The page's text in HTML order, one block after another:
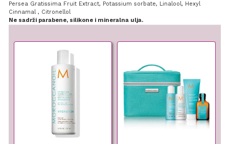
Persea Gratissima Fruit Extract, Potassium sorbate, Linalool, Hexyl
Cinnamal , Citronellol
Ne sadrži parabene, silikone i mineralna ulja.